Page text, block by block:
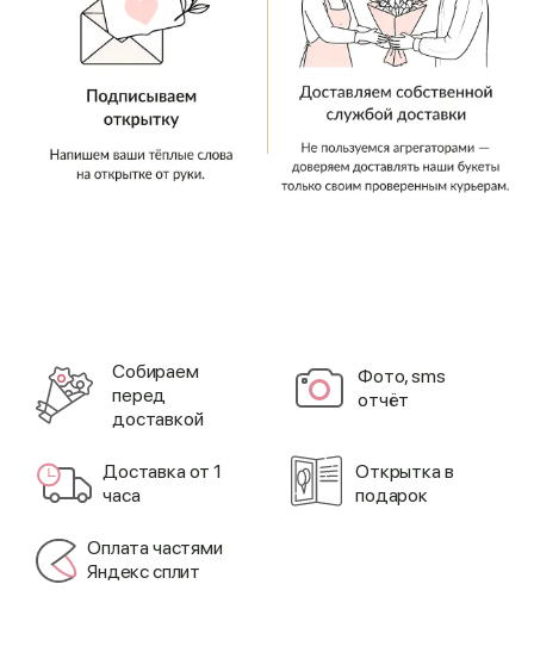
Cобираем
перед
доставкой
Фото, sms
отчёт
Доставка от 1
часа
Открытка в
подарок
Оплата частями
Яндекс сплит